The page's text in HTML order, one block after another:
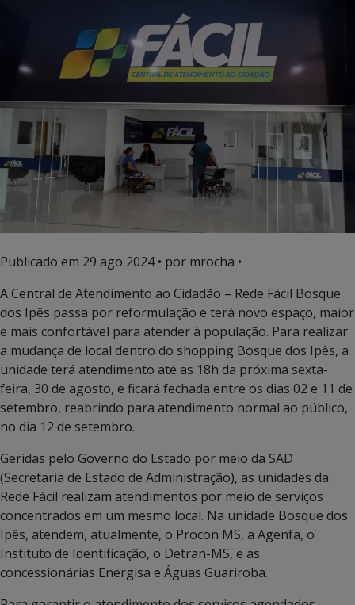
Publicado em 29 ago 2024• por mrocha •
A Central de Atendimento ao Cidadão – Rede Fácil Bosque
dos Ipês passa por reformulação e terá novo espaço, maior
e mais confortável para atender à população. Para realizar
a mudança de local dentro do shopping Bosque dos Ipês, a
unidade terá atendimento até as 18h da próxima sexta-
feira, 30 de agosto, e ficará fechada entre os dias 02 e 11 de
setembro, reabrindo para atendimento normal ao público,
no dia 12 de setembro.
Geridas pelo Governo do Estado por meio da SAD
(Secretaria de Estado de Administração), as unidades da
Rede Fácil realizam atendimentos por meio de serviços
concentrados em um mesmo local. Na unidade Bosque dos
Ipês, atendem, atualmente, o Procon MS, a Agenfa, o
Instituto de Identificação, o Detran-MS, e as
concessionárias Energisa e Águas Guariroba.